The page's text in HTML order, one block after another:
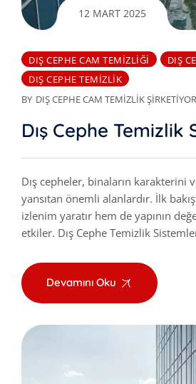
12 MART 2025
DIŞ CEPHE CAM TEMIZLIĞI
DIŞ
DIŞ CEPHE TEMIZLIK
BY DIŞ CEPHE CAM TEMIZLIK ŞIRKETI
Dış Cephe Temizlik
Dış cepheler, binaların karakterini
yansıtan önemli alanlardır. İlk
izlenim yaratır hem de yapının
etkiler. Dış Cephe Temizlik
Devamını Oku